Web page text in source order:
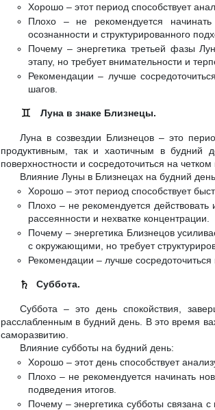
Хорошо – этот период способствует
Плохо – не рекомендуется
осознанности и структурированного
Почему – энергетика третьей фазы
этапу, но требует внимательности и
Рекомендации – лучше
шагов.
♊ Луна в знаке Близнецы.
Луна в созвездии Близнецов – это
продуктивным, так и хаотичным в будний
поверхностности и сосредоточиться на
Влияние Луны в Близнецах на будний
Хорошо – этот период способствует
Плохо – не рекомендуется
рассеянности и нехватке концентрации.
Почему – энергетика Близнецов
с окружающими, но требует
Рекомендации – лучше
♄ Суббота.
Суббота – это день спокойствия,
расслабленным в будний день. В это время
саморазвитию.
Влияние субботы на будний день:
Хорошо – этот день способствует
Плохо – не рекомендуется начинать
подведения итогов.
Почему – энергетика субботы связана